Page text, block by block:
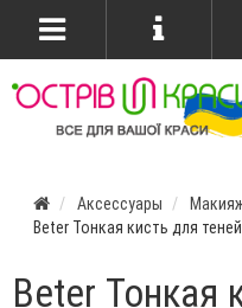
Аксессуары
Beter Тонкая кисть для
Beter Тонкая